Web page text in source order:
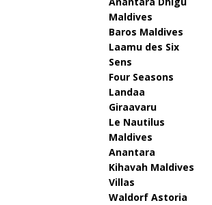
Maldives
Baros Maldives
Laamu des Six
Sens
Four Seasons
Landaa
Giraavaru
Le Nautilus
Maldives
Anantara
Kihavah Maldives
Villas
Waldorf Astoria